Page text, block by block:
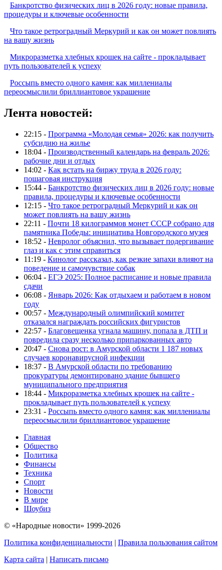
Банкротство физических лиц в 2026 году: новые правила,
процедуры и ключевые особенности
Что такое ретроградный Меркурий и как он может повлиять
на вашу жизнь
Микроразметка хлебных крошек на сайте - прокладывает
путь пользователей к успеху
Россыпь вместо одного камня: как миллениалы
переосмыслили бриллиантовое украшение
Лента новостей:
22:15 - Программа «Молодая семья» 2026: как получить
субсидию на жилье
18:04 - Производственный календарь на февраль 2026:
рабочие дни и отдых
14:02 - Как встать на биржу труда в 2026 году:
пошаговая инструкция
15:44 - Банкротство физических лиц в 2026 году: новые
правила, процедуры и ключевые особенности
12:15 - Что такое ретроградный Меркурий и как он
может повлиять на вашу жизнь
22:11 - Почти 18 килограммов монет СССР собрано для
памятника Победы: инициатива Новгородского музея
18:52 - Невролог объяснил, что вызывает подергивание
глаз и как с этим справиться
11:19 - Кинолог рассказал, как резкие запахи влияют на
поведение и самочувствие собак
06:04 - ЕГЭ 2025: Полное расписание и новые правила
сдачи
06:08 - Январь 2026: Как отдыхаем и работаем в новом
году
00:57 - Международный олимпийский комитет
отказался награждать российских фигуристов
22:57 - Благовещенка угнала машину, попала в ДТП и
повредила сразу несколько припаркованных авто
20:47 - Снова рост: в Амурской области 1 187 новых
случаев коронавирусной инфекции
18:37 - В Амурской области по требованию
прокуратуры демонтировано здание бывшего
муниципального предприятия
18:44 - Микроразметка хлебных крошек на сайте -
прокладывает путь пользователей к успеху
23:31 - Россыпь вместо одного камня: как миллениалы
переосмыслили бриллиантовое украшение
Главная
Общество
Политика
Финансы
Техника
Спорт
Новости
В мире
Шоубиз
© «Народные новости» 1999-2026
Политика конфиденциальности | Правила пользования сайтом
Карта сайта | Написать письмо